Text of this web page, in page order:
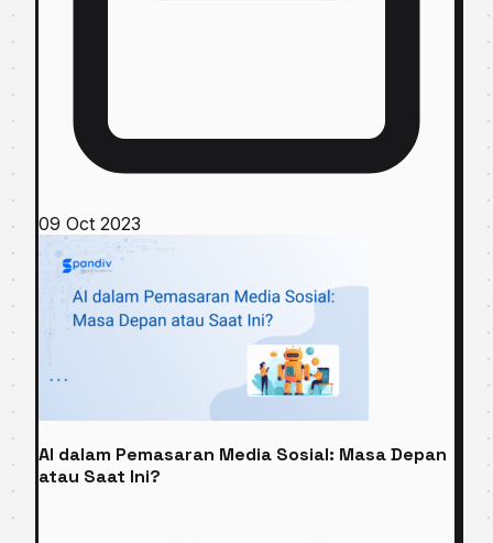
09 Oct 2023
AI dalam Pemasaran Media Sosial: Masa Depan
atau Saat Ini?